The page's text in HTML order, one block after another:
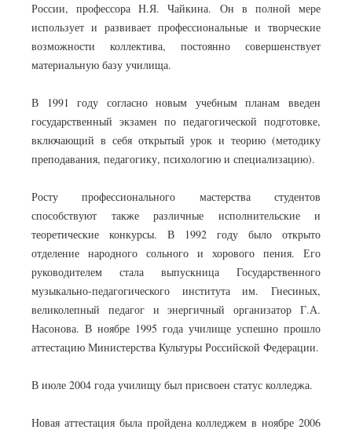
России, профессора Н.Я. Чайкина. Он в полной мере
использует и развивает профессиональные и творческие
возможности коллектива, постоянно совершенствует
материальную базу училища.
В 1991 году согласно новым учебным планам введен
государственный экзамен по педагогической подготовке,
включающий в себя открытый урок и теорию (методику
преподавания, педагогику, психологию и специализацию).
Росту профессионального мастерства студентов
способствуют также различные исполнительские и
теоретические конкурсы. В 1992 году было открыто
отделение народного сольного и хорового пения. Его
руководителем стала выпускница Государственного
музыкально-педагогического института им. Гнесиных,
великолепный педагог и энергичный организатор Г.А.
Насонова. В ноябре 1995 года училище успешно прошло
аттестацию Министерства Культуры Российской Федерации.
В июле 2004 года училищу был присвоен статус колледжа.
Новая аттестация была пройдена колледжем в ноябре 2006